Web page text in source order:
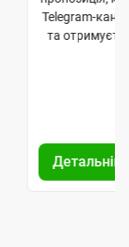
Telegram-
та